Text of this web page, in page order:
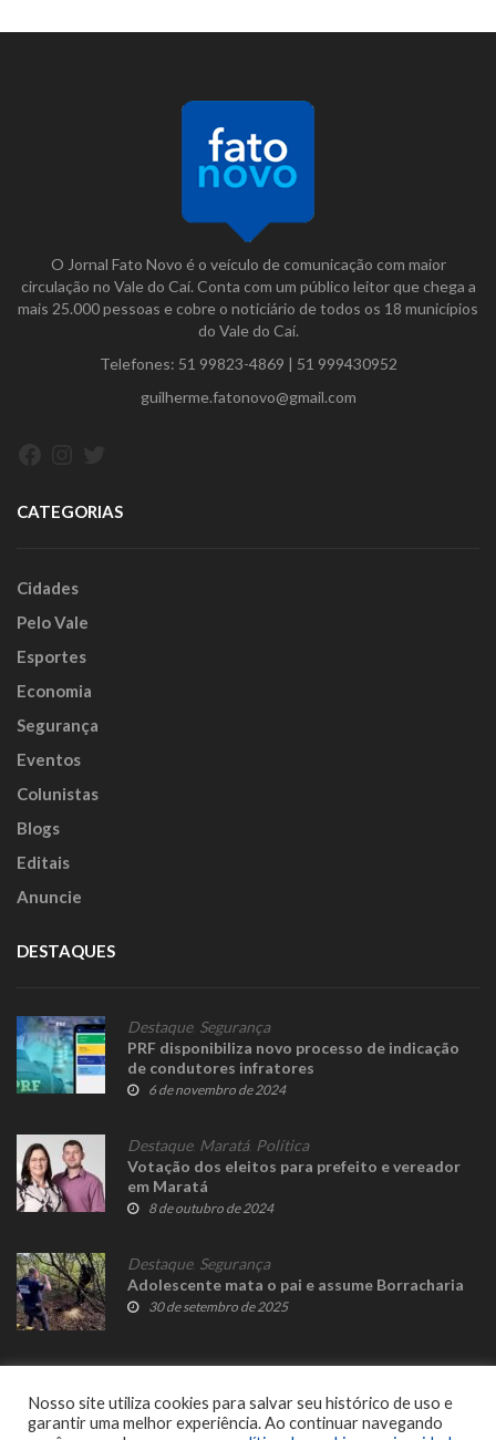
O Jornal Fato Novo é o veículo de comunicação com maior
circulação no Vale do Caí. Conta com um público leitor que chega a
mais 25.000 pessoas e cobre o noticiário de todos os 18 municípios
do Vale do Caí.
Telefones: 51 99823-4869 | 51 999430952
guilherme.fatonovo@gmail.com
CATEGORIAS
Cidades
Pelo Vale
Esportes
Economia
Segurança
Eventos
Colunistas
Blogs
Editais
Anuncie
DESTAQUES
Destaque, Segurança
PRF disponibiliza novo processo de indicação
de condutores infratores
6 de novembro de 2024
Destaque, Maratá, Política
Votação dos eleitos para prefeito e vereador
em Maratá
8 de outubro de 2024
Destaque, Segurança
Adolescente mata o pai e assume Borracharia
30 de setembro de 2025
Nosso site utiliza cookies para salvar seu histórico de uso e
garantir uma melhor experiência. Ao continuar navegando